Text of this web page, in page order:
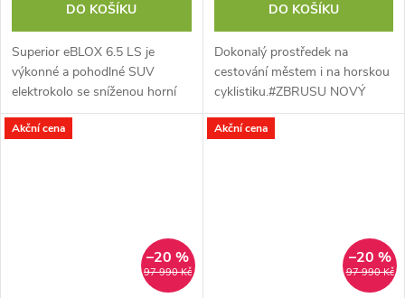
DO KOŠÍKU
Superior eBLOX 6.5 LS je
výkonné a pohodlné SUV
elektrokolo se sníženou horní
rámovou trubkou, která výrazně
usnadňuje nasedání a zvyšuje
DO KOŠÍKU
Dokonalý prostředek na
cestování městem i na horskou
cyklistiku.#ZBRUSU NOVÝ
SCOTT AXIS eRIDE vybaven
nejnovějším motorem Bosch
Akční cena
97 990 Kč
–20 %
Akční cena
97 990 Kč
–20 %